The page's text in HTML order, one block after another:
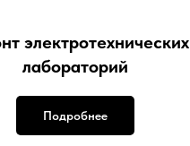
электротехнических
лабораторий
Подробнее